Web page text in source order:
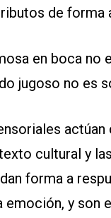
de forma
en boca no
jugoso no es
cultural y
forma a
y son